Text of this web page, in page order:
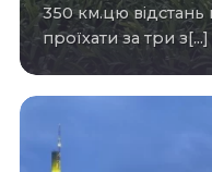
350 км.цю
проїхати за три з[...]